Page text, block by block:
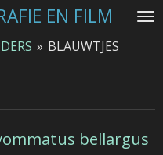
EN FILM
» BLAUWTJES
bellargus